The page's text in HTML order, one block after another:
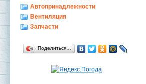
Автопринадлежности
Вентиляция
Запчасти
Поделиться…